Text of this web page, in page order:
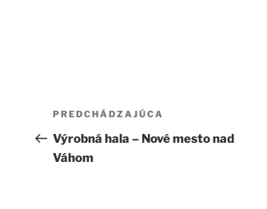
Navigácia
v
článku
Predchádzajúci
článok
PREDCHÁDZAJÚCA
Výrobná hala – Nové mesto nad
Váhom